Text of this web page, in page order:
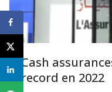
Cash
record en 2022